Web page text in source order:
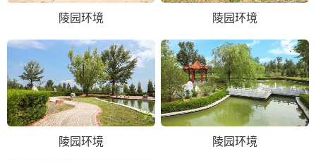
陵园环境 陵园环境
陵园环境 陵园环境